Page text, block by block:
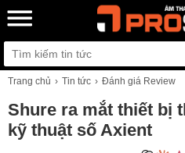
Trang chủ Tin tức Đánh giá Review
Shure ra mắt thiết bị
kỹ thuật số Axient